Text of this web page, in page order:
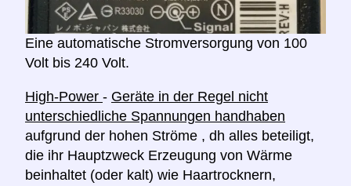
Eine automatische Stromversorgung von 100
Volt bis 240 Volt.
High-Power - Geräte in der Regel nicht
unterschiedliche Spannungen handhaben
aufgrund der hohen Ströme , dh alles beteiligt,
die ihr Hauptzweck Erzeugung von Wärme
beinhaltet (oder kalt) wie Haartrocknern,